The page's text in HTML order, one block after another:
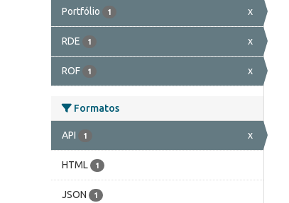
Portfólio 1 x
RDE 1 x
ROF 1 x
Formatos
API 1 x
HTML 1
JSON 1